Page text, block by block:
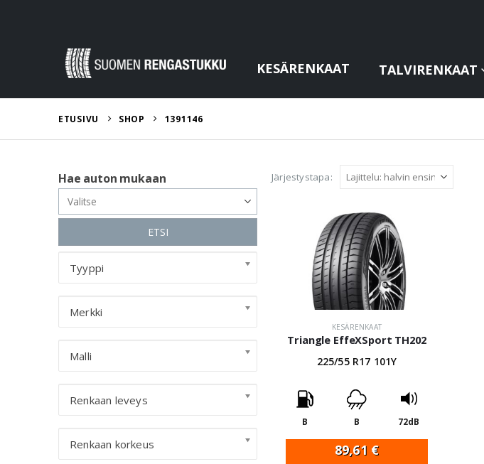
KESÄRENKAAT TALVIRENKAAT
ETUSIVU SHOP 1391146
Järjestystapa:
KESÄRENKAAT
Triangle EffeXSport TH202
225/55 R17 101Y
B B 72dB
89,61 €
Hae auton mukaan
ETSI
Tyyppi
Merkki
Malli
Renkaan leveys
Renkaan korkeus